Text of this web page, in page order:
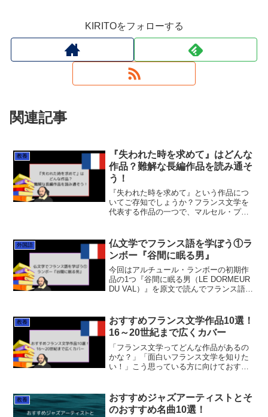
KIRITOをフォローする
関連記事
教養
『失われた時を求めて』はどんな
作品？難解な長編作品を読み通そ
う！
『失われた時を求めて』という作品につ
いてご存知でしょうか？フランス文学を
代表する作品の一つで、マルセル・プル
「長い！」とにかく長いんです。400字詰
めの原稿用紙全部で１万...
外国語
仏文学でフランス語を学ぼう①ラ
ンボー『谷間に眠る男』
今回はアルチュール・ランボーの初期作
品の1つ『谷間に眠る男（LE DORMEUR
DU VAL）』を原文で読んでフランス語を
（1854-1891）が難解なのはその作品だ
け...
教養
おすすめフランス文学作品10選！
16～20世紀まで広くカバー
「フランス文学ってどんな作品があるの
かな？」「面白いフランス文学を知りた
い！」こう思っている方に向けておすす
を読んできた筆者が、ジャンルや時代に
偏りがないようになるべ...
教養
おすすめジャズアーティストとそ
のおすすめ名曲10選！